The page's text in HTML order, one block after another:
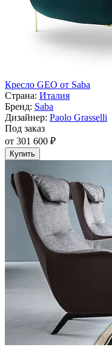
Кресло GEO от Saba
Страна: Италия
Бренд: Saba
Дизайнер: Paolo Grasselli
Под заказ
от 301 600 ₽
Купить